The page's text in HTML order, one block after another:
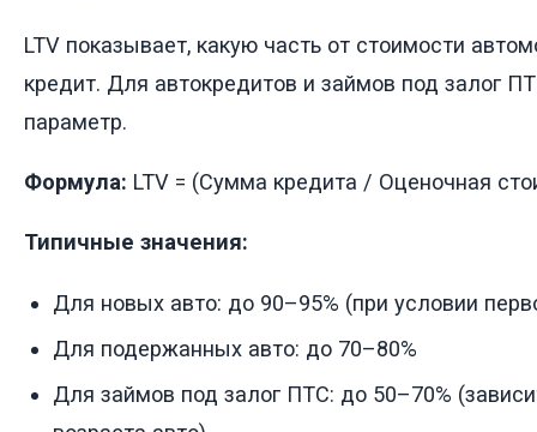
LTV показывает, какую часть от стоимости
кредит. Для автокредитов и займов под залог
параметр.
Формула: LTV = (Сумма кредита / Оценочная
Типичные значения:
Для новых авто: до 90–95% (при условии
Для подержанных авто: до 70–80%
Для займов под залог ПТС: до 50–70%